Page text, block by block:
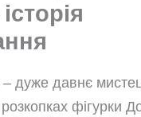
– дуже давнє
фігурки